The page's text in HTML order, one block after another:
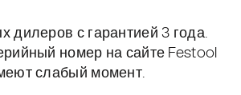
дилеров с гарантией 3 года.
номер на сайте Festool
слабый момент.